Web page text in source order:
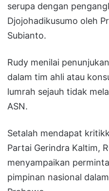
serupa dengan
Djojohadikusumo oleh
Subianto.
Rudy menilai
dalam tim ahli atau
lumrah sejauh tidak
ASN.
Setalah mendapat
Partai Gerindra Kaltim,
menyampaikan
pimpinan nasional